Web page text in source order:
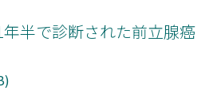
半で診断された前立腺癌